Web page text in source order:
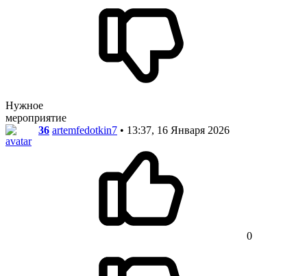
Нужное
мероприятие
36 artemfedotkin7 • 13:37, 16 Января 2026
0